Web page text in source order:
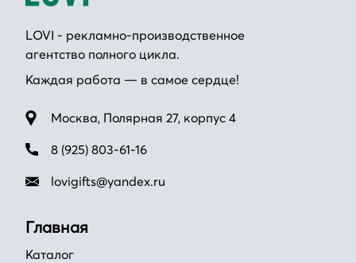
LOVI - рекламно-производственное
агентство полного цикла.
Каждая работа — в самое сердце!
Москва, Полярная 27, корпус 4
8 (925) 803-61-16
lovigifts@yandex.ru
Главная
Каталог